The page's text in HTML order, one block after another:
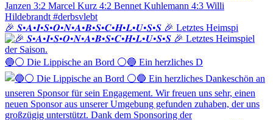
🎉 𝑺•𝑨•𝑰•𝑺•𝑶•𝑵•𝑨•𝑩•𝑺•𝑪•𝑯•𝑳•𝑼•𝑺•𝑺 🎉 Letztes Heimspi
🔵⚪️ Die Lippische an Bord ⚪️🔵 Ein herzliches D